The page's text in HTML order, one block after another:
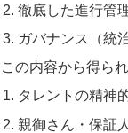
徹底した進行管
ガバナンス（統
この内容から得ら
タレントの精神
親御さん・保証